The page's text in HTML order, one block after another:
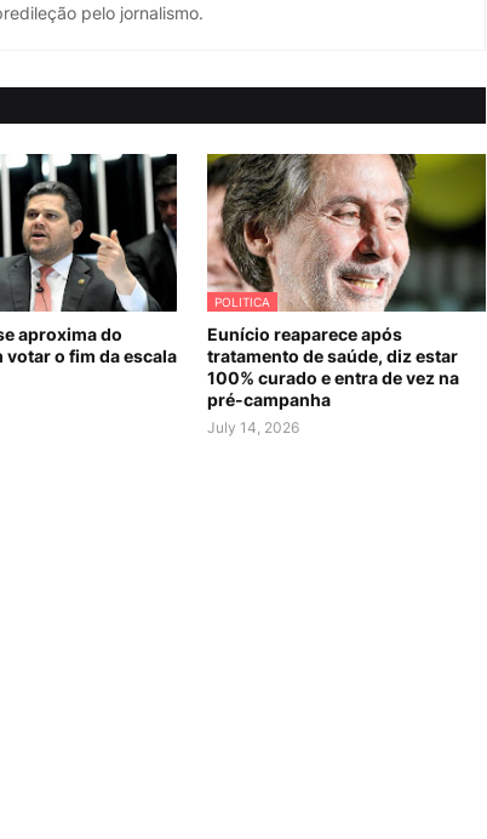
pelo jornalismo.
aproxima do
votar o fim da escala
POLITICA
Eunício reaparece após
tratamento de saúde, diz estar
100% curado e entra de vez na
pré-campanha
July 14, 2026